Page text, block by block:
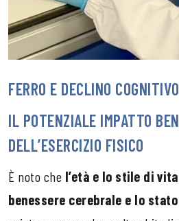
FERRO E DECLINO
IL POTENZIALE IMPATTO
DELL’ESERCIZIO FISICO
È noto che l’età e lo stile di
benessere cerebrale e lo